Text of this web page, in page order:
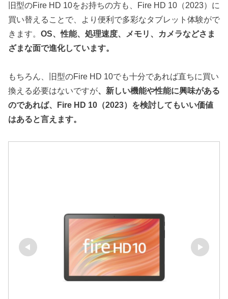
旧型のFire HD 10をお持ちの方も、Fire HD 10（2023）に
買い替えることで、より便利で多彩なタブレット体験がで
きます。 OS、性能、処理速度、メモリ、カメラなどさま
ざまな面で進化しています。
もちろん、旧型のFire HD 10でも十分であれば直ちに買い
換える必要はないですが、新しい機能や性能に興味がある
のであれば、Fire HD 10（2023）を検討してもいい価値
はあると言えます。